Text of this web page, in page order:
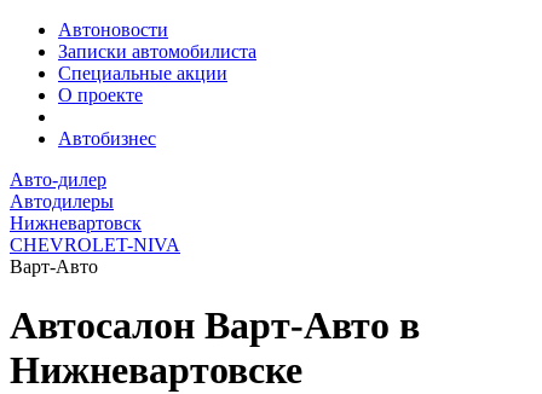
Автоновости
Записки автомобилиста
Специальные акции
О проекте
Автобизнес
Авто-дилер
Автодилеры
Нижневартовск
CHEVROLET-NIVA
Варт-Авто
Автосалон Варт-Авто в
Нижневартовске